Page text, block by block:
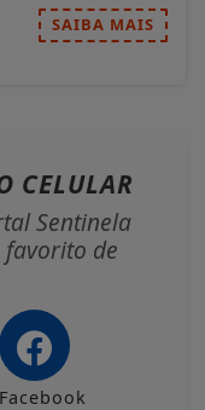
SAIBA MAIS
CELULAR
Sentinela
favorito de
Facebook